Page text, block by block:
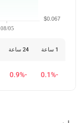
08/05
$0.067
1 ساعة 24 ساعة
-0.1%
-0.9%